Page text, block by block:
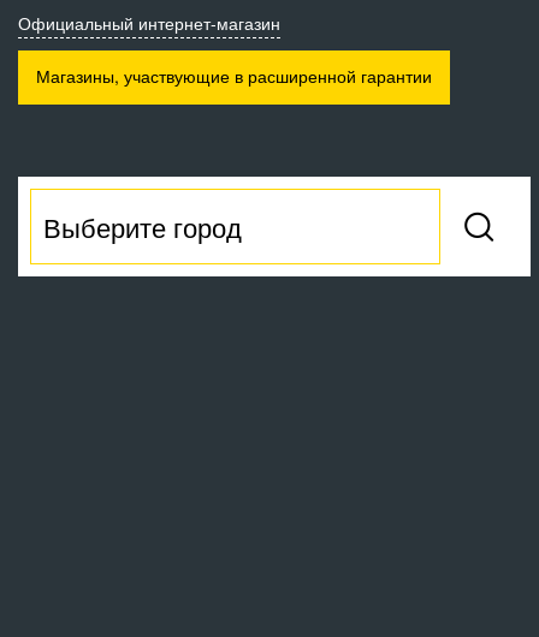
Официальный интернет-магазин
Магазины, участвующие в расширенной гарантии